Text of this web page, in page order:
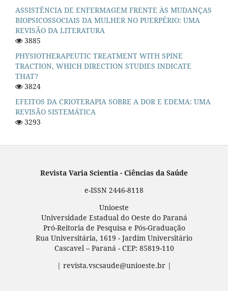
ASSISTÊNCIA DE ENFERMAGEM FRENTE ÀS MUDANÇAS
BIOPSICOSSOCIAIS DA MULHER NO PUERPÉRIO: UMA
REVISÃO DA LITERATURA
3885
PHYSIOTHERAPEUTIC TREATMENT WITH SPINE
TRACTION, WHICH DIRECTION STUDIES INDICATE
THAT?
3824
EFEITOS DA CRIOTERAPIA SOBRE A DOR E EDEMA: UMA
REVISÃO SISTEMÁTICA
3293
Revista Varia Scientia - Ciências da Saúde
e-ISSN 2446-8118
Unioeste
Universidade Estadual do Oeste do Paraná
Pró-Reitoria de Pesquisa e Pós-Graduação
Rua Universitária, 1619 - Jardim Universitário
Cascavel – Paraná - CEP: 85819-110
| revista.vscsaude@unioeste.br |